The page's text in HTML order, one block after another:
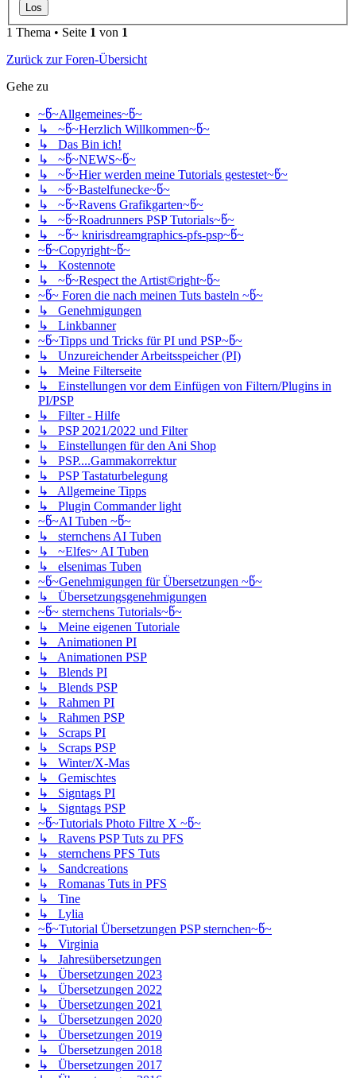
1 Thema • Seite 1 von 1
Zurück zur Foren-Übersicht
Gehe zu
~წ~Allgemeines~წ~
↳ ~წ~Herzlich Willkommen~წ~
↳ Das Bin ich!
↳ ~წ~NEWS~წ~
↳ ~წ~Hier werden meine Tutorials gestestet~წ~
↳ ~წ~Bastelfunecke~წ~
↳ ~წ~Ravens Grafikgarten~წ~
↳ ~წ~Roadrunners PSP Tutorials~წ~
↳ ~წ~ knirisdreamgraphics-pfs-psp~წ~
~წ~Copyright~წ~
↳ Kostennote
↳ ~წ~Respect the Artist©right~წ~
~წ~ Foren die nach meinen Tuts basteln ~წ~
↳ Genehmigungen
↳ Linkbanner
~წ~Tipps und Tricks für PI und PSP~წ~
↳ Unzureichender Arbeitsspeicher (PI)
↳ Meine Filterseite
↳ Einstellungen vor dem Einfügen von Filtern/Plugins in
PI/PSP
↳ Filter - Hilfe
↳ PSP 2021/2022 und Filter
↳ Einstellungen für den Ani Shop
↳ PSP....Gammakorrektur
↳ PSP Tastaturbelegung
↳ Allgemeine Tipps
↳ Plugin Commander light
~წ~AI Tuben ~წ~
↳ sternchens AI Tuben
↳ ~Elfes~ AI Tuben
↳ elsenimas Tuben
~წ~Genehmigungen für Übersetzungen ~წ~
↳ Übersetzungsgenehmigungen
~წ~ sternchens Tutorials~წ~
↳ Meine eigenen Tutoriale
↳ Animationen PI
↳ Animationen PSP
↳ Blends PI
↳ Blends PSP
↳ Rahmen PI
↳ Rahmen PSP
↳ Scraps PI
↳ Scraps PSP
↳ Winter/X-Mas
↳ Gemischtes
↳ Signtags PI
↳ Signtags PSP
~წ~Tutorials Photo Filtre X ~წ~
↳ Ravens PSP Tuts zu PFS
↳ sternchens PFS Tuts
↳ Sandcreations
↳ Romanas Tuts in PFS
↳ Tine
↳ Lylia
~წ~Tutorial Übersetzungen PSP sternchen~წ~
↳ Virginia
↳ Jahresübersetzungen
↳ Übersetzungen 2023
↳ Übersetzungen 2022
↳ Übersetzungen 2021
↳ Übersetzungen 2020
↳ Übersetzungen 2019
↳ Übersetzungen 2018
↳ Übersetzungen 2017